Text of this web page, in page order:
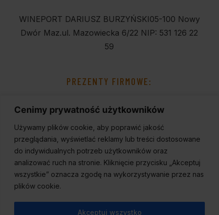
Cenimy prywatność użytkowników
Używamy plików cookie, aby poprawić jakość
przeglądania, wyświetlać reklamy lub treści dostosowane
do indywidualnych potrzeb użytkowników oraz
analizować ruch na stronie. Kliknięcie przycisku „Akceptuj
wszystkie” oznacza zgodę na wykorzystywanie przez nas
plików cookie.
Akceptuj wszystko
WINEPORT DARIUSZ BURZYŃSKI05-100 Nowy
Dwór Maz.ul. Mazowiecka 6/22 NIP: 531 126 22
59
PREZENTY FIRMOWE: